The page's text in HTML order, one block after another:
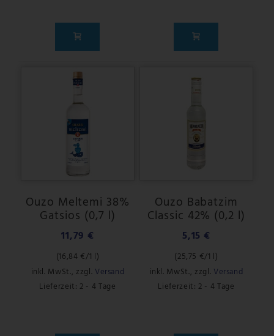
Ouzo Meltemi 38%
Gatsios (0,7 l)
11,79 €
(16,84 €/1 l)
inkl. MwSt., zzgl. Versand
Lieferzeit: 2 - 4 Tage
Ouzo Babatzim
Classic 42% (0,2 l)
5,15 €
(25,75 €/1 l)
inkl. MwSt., zzgl. Versand
Lieferzeit: 2 - 4 Tage